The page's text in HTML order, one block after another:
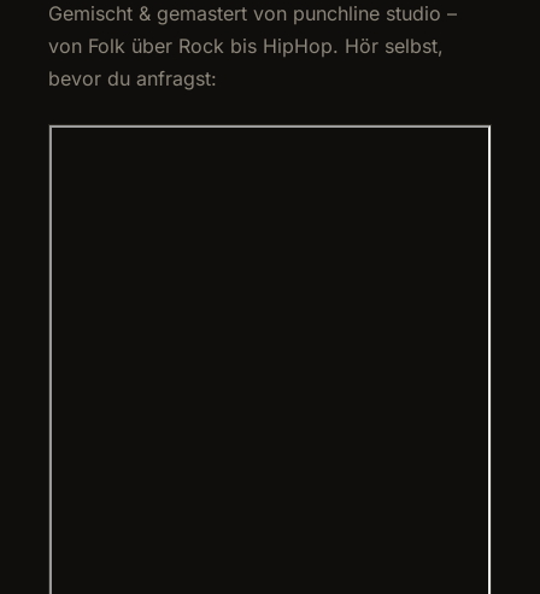
Gemischt & gemastert von punchline studio –
von Folk über Rock bis HipHop. Hör selbst,
bevor du anfragst: